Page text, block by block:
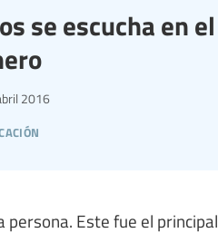
se escucha en el
2016
persona. Este fue el principal